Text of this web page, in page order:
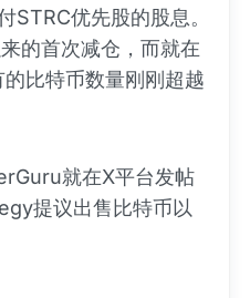
STRC优先股的股息。
的首次减仓，而就在
比特币数量刚刚超越
就在X平台发帖
提议出售比特币以